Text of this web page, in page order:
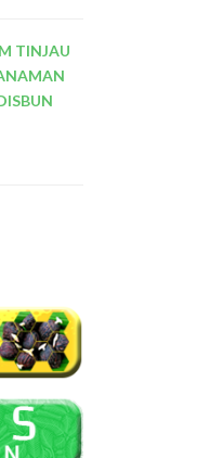
TINJAU